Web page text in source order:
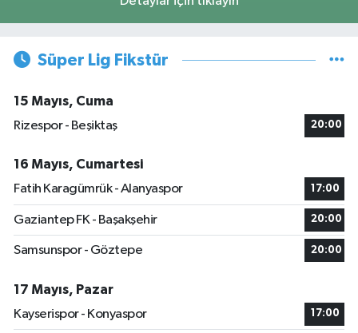
Süper Lig Fikstür
15 Mayıs, Cuma
Rizespor - Beşiktaş
20:00
16 Mayıs, Cumartesi
Fatih Karagümrük - Alanyaspor
17:00
Gaziantep FK - Başakşehir 20:00
Samsunspor - Göztepe 20:00
17 Mayıs, Pazar
Kayserispor - Konyaspor
17:00